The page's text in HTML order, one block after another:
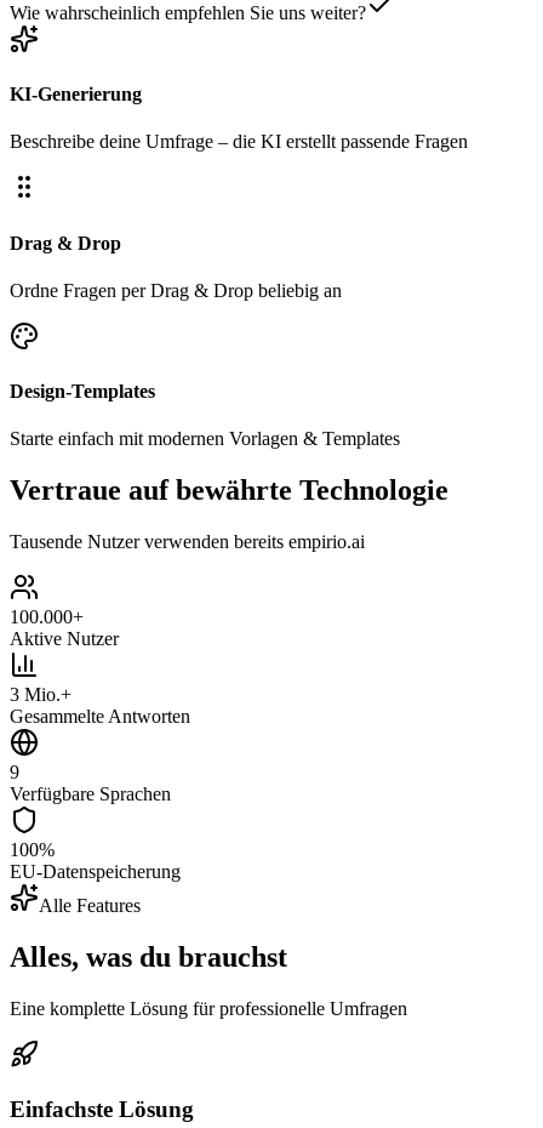
Wie wahrscheinlich empfehlen Sie uns weiter?
KI-Generierung
Beschreibe deine Umfrage – die KI erstellt passende Fragen
Drag & Drop
Ordne Fragen per Drag & Drop beliebig an
Design-Templates
Starte einfach mit modernen Vorlagen & Templates
Vertraue auf bewährte Technologie
Tausende Nutzer verwenden bereits empirio.ai
100.000+
Aktive Nutzer
3 Mio.+
Gesammelte Antworten
9
Verfügbare Sprachen
100%
EU-Datenspeicherung
Alle Features
Alles, was du brauchst
Eine komplette Lösung für professionelle Umfragen
Einfachste Lösung